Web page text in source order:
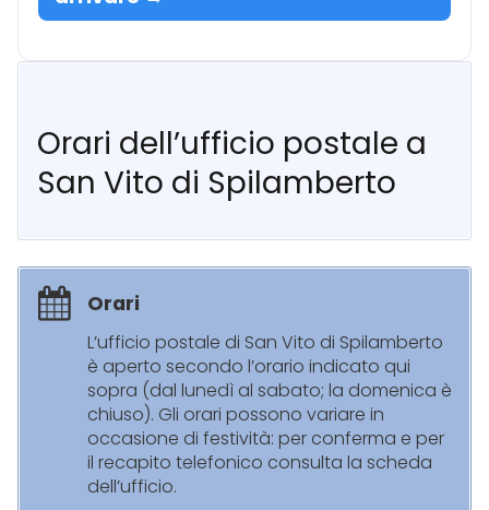
Orari dell’ufficio postale a
San Vito di Spilamberto
Orari
L’ufficio postale di San Vito di Spilamberto
è aperto secondo l’orario indicato qui
sopra (dal lunedì al sabato; la domenica è
chiuso). Gli orari possono variare in
occasione di festività: per conferma e per
il recapito telefonico consulta la scheda
dell’ufficio.